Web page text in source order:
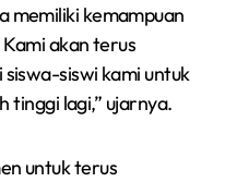
memiliki kemampuan
akan terus
siswi kami untuk
tinggi lagi,” ujarnya.
untuk terus